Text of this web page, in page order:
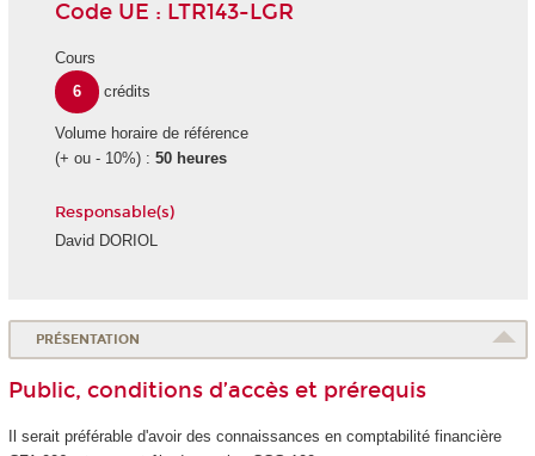
Code UE : LTR143-LGR
Cours
6
crédits
Volume horaire de référence
(+ ou - 10%) : 50 heures
Responsable(s)
David DORIOL
PRÉSENTATION
Public, conditions d’accès et prérequis
Il serait préférable d'avoir des connaissances en comptabilité financière